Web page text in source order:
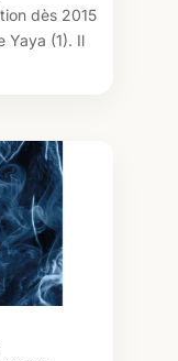
dès 2015
Yaya (1). Il